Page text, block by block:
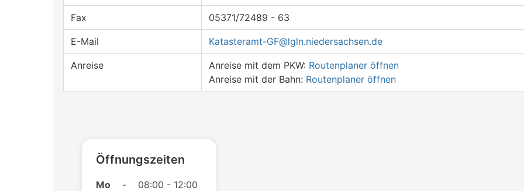
Fax 05371/72489 - 63
E-Mail Katasteramt-GF@lgln.niedersachsen.de
Anreise Anreise mit dem PKW: Routenplaner öffnen
Anreise mit der Bahn: Routenplaner öffnen
Öffnungszeiten
Mo -
08:00 - 12:00